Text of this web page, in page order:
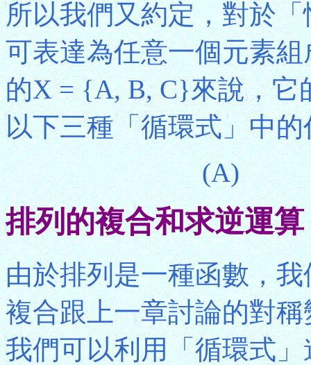
所以我們又約定，對於
可表達為任意一個元素
的X = {A, B, C}來說，它
以下三種「循環式」中
(A)
排列的複合和求逆運算
由於排列是一種函數，
複合跟上一章討論的對
我們可以利用「循環式